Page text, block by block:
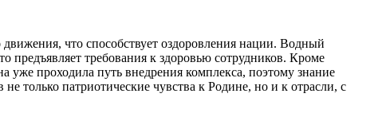
что способствует оздоровления нации. Водный
предъявляет требования к здоровью сотрудников. Кроме
уже проходила путь внедрения комплекса, поэтому знание
только патриотические чувства к Родине, но и к отрасли, с